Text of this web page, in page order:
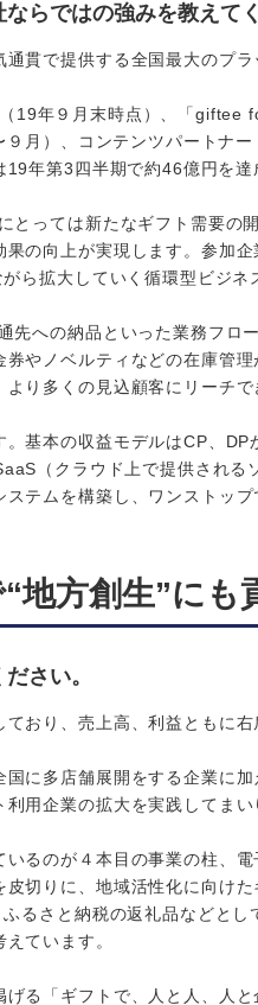
らではの強みを教えてく
貫で提供する全国最大のプラ
年９月末時点）、「giftee
月）、コンテンツパートナ
年第3四半期で約46億円を達
っては新たなギフト需要の
の向上が実現します。参加
ら拡大していく循環型ビジネ
への納品といった業務フロ
やノベルティなどの在庫管
り多くの見込顧客にリーチ
基本の収益モデルはCP、
（クラウド上で提供される
テムを構築し、ワンストッ
地方創生”にも
さい。
おり、売上高、利益ともに右
に多店舗展開をする企業に
用企業の拡大を実践してまい
るのが４本目の事業の柱、
切りに、地域活性化に向け
るさと納税の返礼品などと
ています。
る「ギフトで、人と人、人